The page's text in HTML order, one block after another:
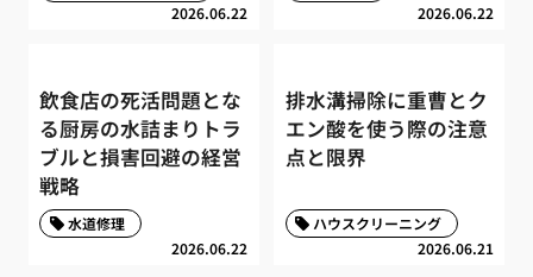
2026.06.22 2026.06.22
飲食店の死活問題とな
る厨房の水詰まりトラ
ブルと損害回避の経営
戦略
2026.06.22
水道修理
排水溝掃除に重曹とク
エン酸を使う際の注意
点と限界
2026.06.21
ハウスクリーニング